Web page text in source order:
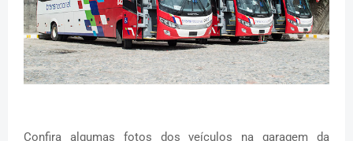
Confira algumas fotos dos veículos na garagem da